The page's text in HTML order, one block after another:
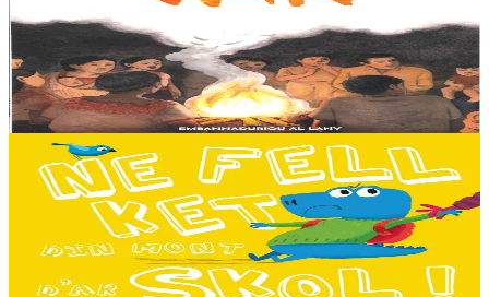
E penn uhelañ an torgennoù glas, lec'h ma vez goloet ar menezioù
gant latar ar beurevezhioù disafar, eo kludet ar gêriadennig vaya
anvet Sakamch'en. En tu all...
Er stok11,00 €
3 bloaz hag ouzhpenn
Bannoù-heol
Ne fell ket din mont d'ar skol !
Hiziv emañ devezh skol kentañ Logodennig ha Dinosaorig. Ne fell
ket dezho mont, tamm ebet ! Pa grogo ar c'hentelioù avat e vo ur
pezh mell souezhenn....